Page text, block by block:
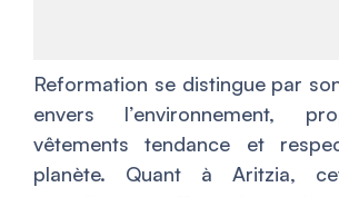
Reformation se distingue par
envers l’environnement,
vêtements tendance et
planète. Quant à Aritzia,